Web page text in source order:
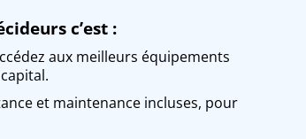
c’est :
aux meilleurs équipements
et maintenance incluses, pour